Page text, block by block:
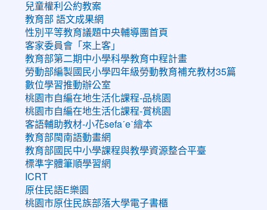
兒童權利公約教案
教育部 語文成果網
性別平等教育議題中央輔導團首頁
客家委員會「來上客」
教育部第二期中小學科學教育中程計畫
勞動部編製國民小學四年級勞動教育補充教材35篇
數位學習推動辦公室
桃園市自編在地生活化課程-品桃園
桃園市自編在地生活化課程-賞桃園
客語輔助教材-小花sefaˊeˋ繪本
教育部閩南語動畫網
教育部國民中小學課程與教學資源整合平臺
標準字體筆順學習網
ICRT
原住民語E樂園
桃園市原住民族部落大學電子書櫃